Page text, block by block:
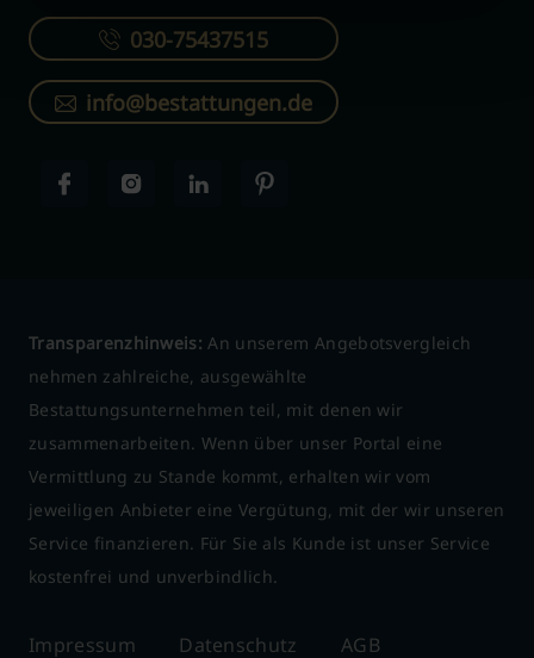
030-75437515
info@bestattungen.de
Transparenzhinweis: An unserem Angebotsvergleich
nehmen zahlreiche, ausgewählte
Bestattungsunternehmen teil, mit denen wir
zusammenarbeiten. Wenn über unser Portal eine
Vermittlung zu Stande kommt, erhalten wir vom
jeweiligen Anbieter eine Vergütung, mit der wir unseren
Service finanzieren. Für Sie als Kunde ist unser Service
kostenfrei und unverbindlich.
Impressum Datenschutz AGB